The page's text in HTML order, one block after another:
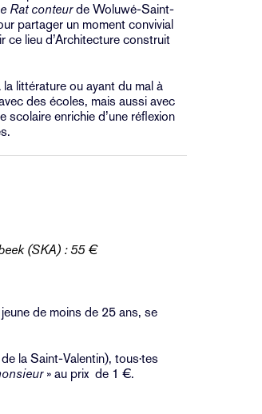
Rat conteurde Woluwé-Saint-
partager un moment convivial
ce lieu d’Architecture construit
littérature ou ayant du mal à
des écoles, mais aussi avec
enrichie d’une réflexion
(SKA) : 55 €
jeune de moins de 25 ans, se
la Saint-Valentin), tous·tes
» au prix de 1 €.